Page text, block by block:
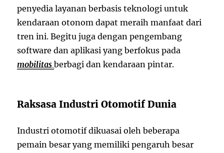
penyedia layanan berbasis teknologi untuk
kendaraan otonom dapat meraih manfaat dari
tren ini. Begitu juga dengan pengembang
software dan aplikasi yang berfokus pada
mobilitas berbagi dan kendaraan pintar.
Raksasa Industri Otomotif Dunia
Industri otomotif dikuasai oleh beberapa
pemain besar yang memiliki pengaruh besar